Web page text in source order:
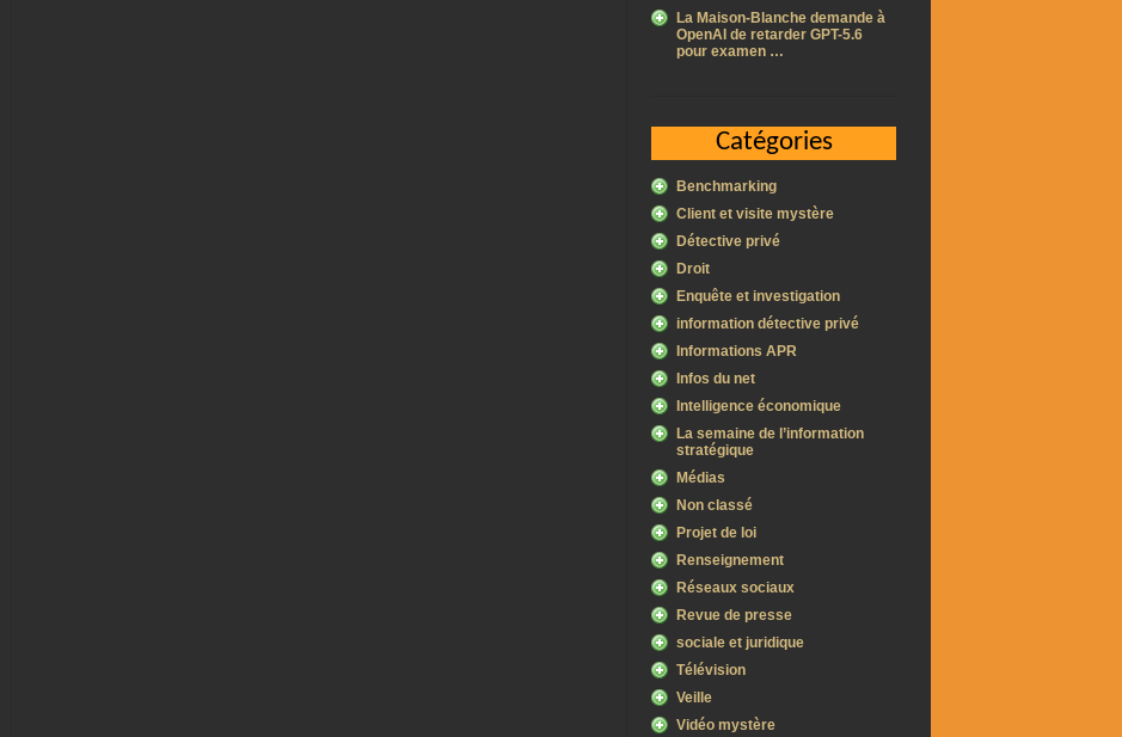
La Maison-Blanche demande à
OpenAI de retarder GPT-5.6
pour examen …
Catégories
Benchmarking
Client et visite mystère
Détective privé
Droit
Enquête et investigation
information détective privé
Informations APR
Infos du net
Intelligence économique
La semaine de l’information
stratégique
Médias
Non classé
Projet de loi
Renseignement
Réseaux sociaux
Revue de presse
sociale et juridique
Télévision
Veille
Vidéo mystère